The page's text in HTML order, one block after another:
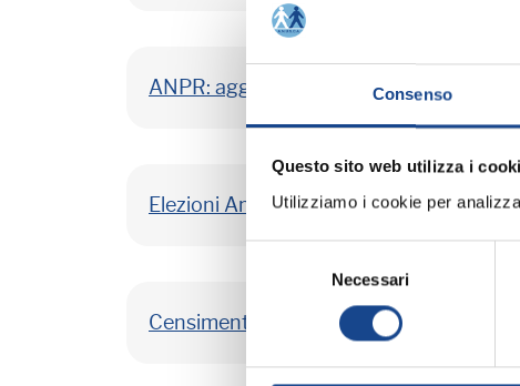
Consenso
Questo sito web utilizza i
Utilizziamo i cookie per
Necessari
ANPR: aggiornata la documentazione
Elezioni Amministrative di Domenica
Censimento permanente popolazione: le